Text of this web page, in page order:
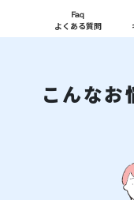
Faq
よくある質問
こんなお